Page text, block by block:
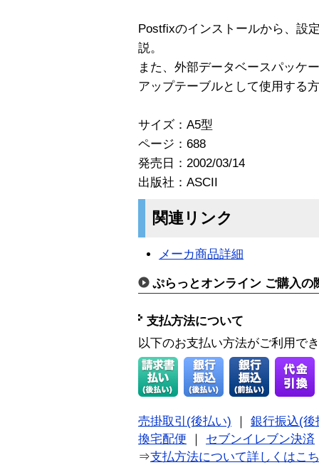
Postfixのインストールから、設
説。
また、外部データベースパッケ
アップテーブルとして使用する
サイズ：A5型
ページ：688
発売日：2002/03/14
出版社：ASCII
関連リンク
メーカ商品詳細
ぷらっとオンライン ご購入の
支払方法について
以下のお支払い方法がご利用で
売掛取引(後払い)
銀行振込(後
換宅配便
セブンイレブン決済
⇒支払方法について詳しくはこ